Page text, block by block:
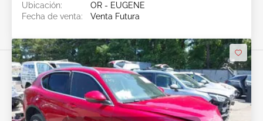
Ubicación:
OR - EUGENE
Fecha de venta:
Venta Futura